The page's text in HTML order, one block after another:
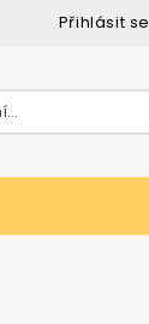
Přihlásit se